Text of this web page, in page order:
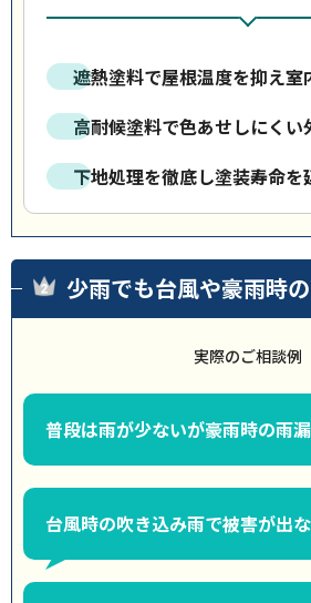
遮熱塗料で屋根温度を抑え室
高耐候塗料で色あせしにくい
下地処理を徹底し塗装寿命を
少雨でも台風や豪雨時
実際のご相談例
普段は雨が少ないが豪雨時の雨
台風時の吹き込み雨で被害が出